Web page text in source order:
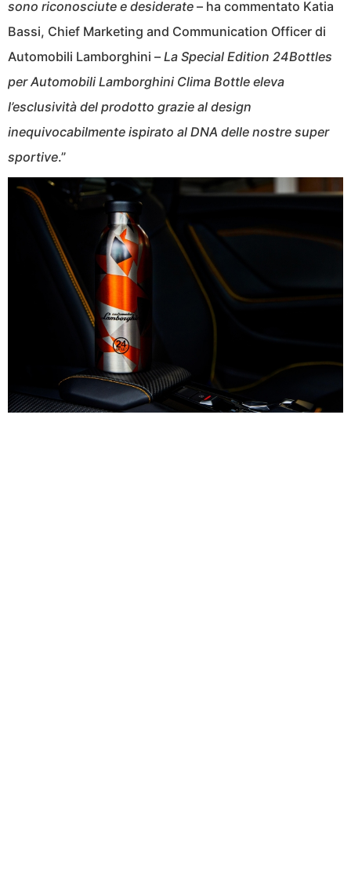
sono riconosciute e desiderate – ha commentato Katia
Bassi, Chief Marketing and Communication Officer di
Automobili Lamborghini – La Special Edition 24Bottles
per Automobili Lamborghini Clima Bottle eleva
l’esclusività del prodotto grazie al design
inequivocabilmente ispirato al DNA delle nostre super
sportive.”